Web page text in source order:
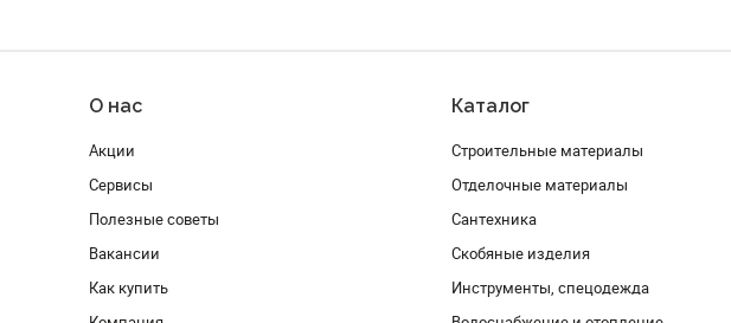
О нас
Акции
Сервисы
Полезные советы
Вакансии
Как купить
Каталог
Строительные материалы
Отделочные материалы
Сантехника
Скобяные изделия
Инструменты, спецодежда